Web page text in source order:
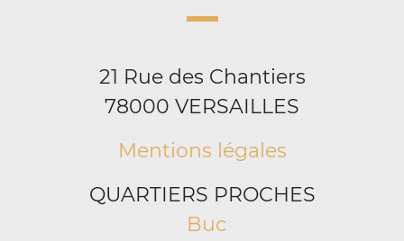
21 Rue des Chantiers
78000 VERSAILLES
Mentions légales
QUARTIERS PROCHES
Buc